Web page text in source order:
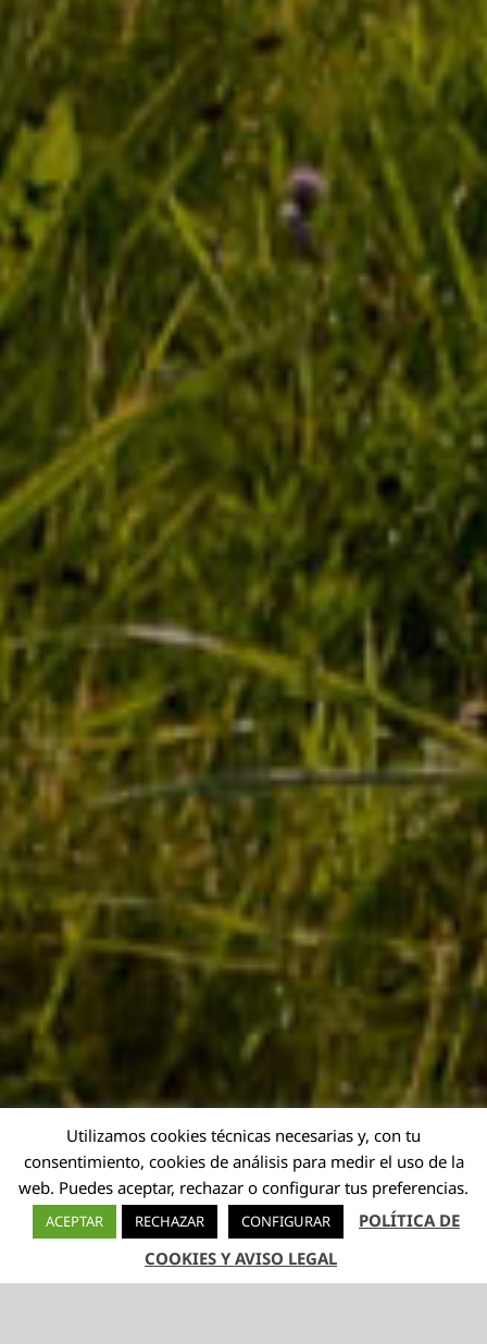
Utilizamos cookies técnicas necesarias y, con tu
consentimiento, cookies de análisis para medir el uso de la
web. Puedes aceptar, rechazar o configurar tus preferencias.
ACEPTAR RECHAZAR CONFIGURAR
POLÍTICA DE
COOKIES Y AVISO LEGAL